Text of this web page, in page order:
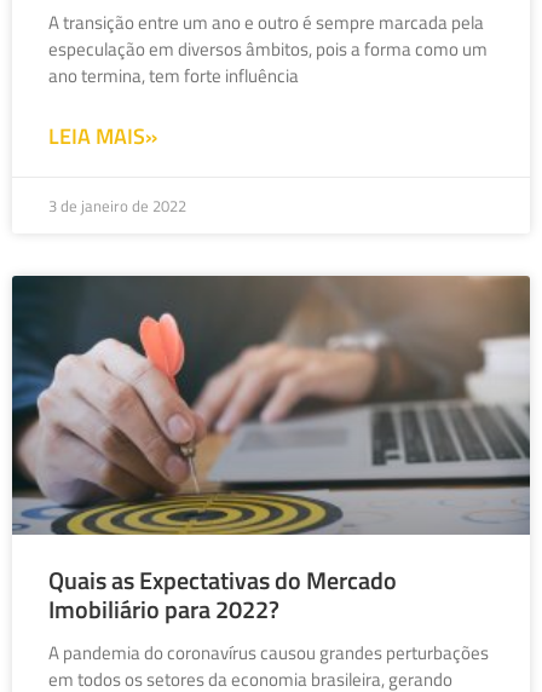
A transição entre um ano e outro é sempre marcada pela
especulação em diversos âmbitos, pois a forma como um
ano termina, tem forte influência
LEIA MAIS»
3 de janeiro de 2022
Quais as Expectativas do Mercado
Imobiliário para 2022?
A pandemia do coronavírus causou grandes perturbações
em todos os setores da economia brasileira, gerando